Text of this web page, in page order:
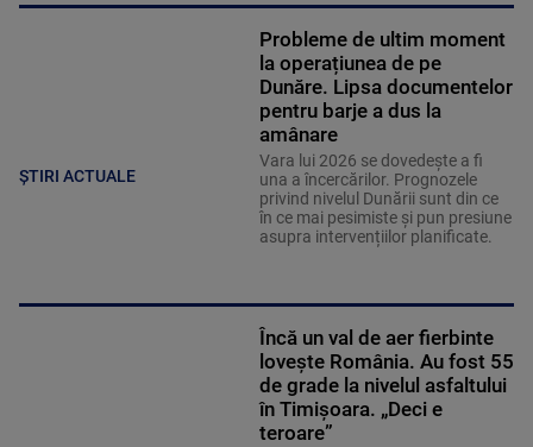
ȘTIRI ACTUALE
Probleme de ultim moment
la operațiunea de pe
Dunăre. Lipsa documentelor
pentru barje a dus la
amânare
Vara lui 2026 se dovedește a fi
una a încercărilor. Prognozele
privind nivelul Dunării sunt din ce
în ce mai pesimiste și pun presiune
asupra intervențiilor planificate.
Încă un val de aer fierbinte
lovește România. Au fost 55
de grade la nivelul asfaltului
în Timișoara. „Deci e
teroare”